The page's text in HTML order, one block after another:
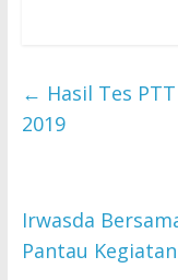
← Hasil Tes
2019
Irwasda
Pantau